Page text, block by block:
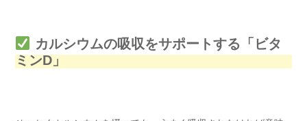
カルシウムの吸収をサポートする「ビタ
ミンD」